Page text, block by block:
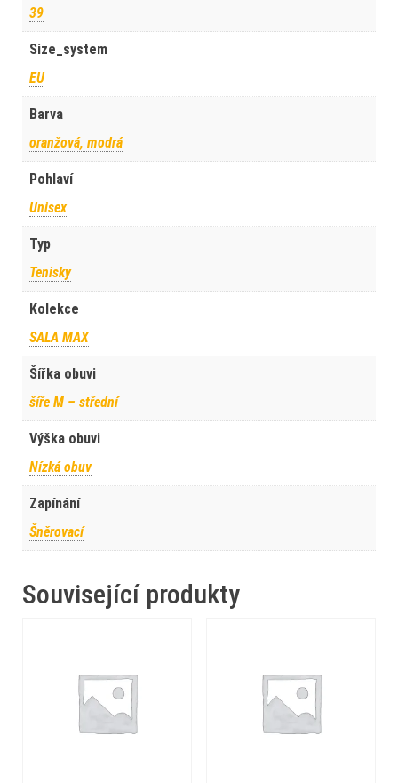
39
Size_system
EU
Barva
oranžová, modrá
Pohlaví
Unisex
Typ
Tenisky
Kolekce
SALA MAX
Šířka obuvi
šíře M – střední
Výška obuvi
Nízká obuv
Zapínání
Šněrovací
Související produkty